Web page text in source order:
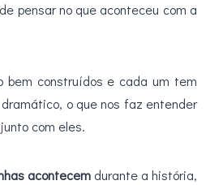
pensar no que aconteceu com a
bem construídos e cada um tem
o que nos faz entender
com eles.
acontecem durante a história,